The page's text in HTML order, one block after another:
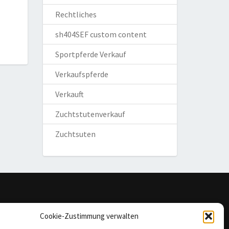
Cookie-Zustimmung verwalten
Rechtliches
sh404SEF custom content
Sportpferde Verkauf
Verkaufspferde
Verkauft
Zuchtstutenverkauf
Zuchtsuten